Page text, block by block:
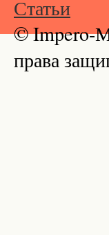
Статьи
© Impero-
права